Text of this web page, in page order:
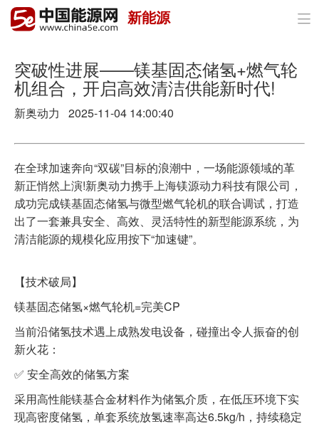
首页
政策与经济
油气
电力
新能源
节能环保
新能源 
突破性进展——镁基固态储氢+燃气轮
机组合，开启高效清洁供能新时代!
新奥动力 2025-11-04 14:00:40
在全球加速奔向“双碳”目标的浪潮中，一场能源领域的革
新正悄然上演!新奥动力携手上海镁源动力科技有限公司，
成功完成镁基固态储氢与微型燃气轮机的联合调试，打造
出了一套兼具安全、高效、灵活特性的新型能源系统，为
清洁能源的规模化应用按下“加速键”。
【技术破局】
镁基固态储氢×燃气轮机=完美CP
当前沿储氢技术遇上成熟发电设备，碰撞出令人振奋的创
新火花：
✅ 安全高效的储氢方案
采用高性能镁基合金材料作为储氢介质，在低压环境下实
现高密度储氢，单套系统放氢速率高达6.5kg/h，持续稳定